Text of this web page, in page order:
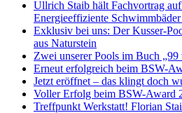
Ullrich Staib hält Fachvortrag
Energieeffiziente
Exklusiv bei uns: Der Kusser-
aus Naturstein
Zwei unserer Pools im Buch „99
Erneut erfolgreich beim BSW-
Jetzt eröffnet – das klingt doch
Voller Erfolg beim BSW-Award
Treffpunkt Werkstatt! Florian